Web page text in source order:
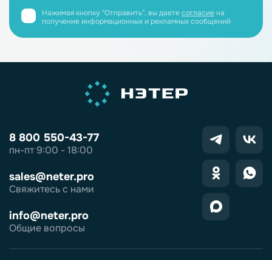
Нажимая кнопку "Отправить", вы даетесогласиена
получение информационных и рекламных сообщений
8 800 550-43-77
пн-пт 9:00 - 18:00
sales@neter.pro
Свяжитесь с нами
info@neter.pro
Общие вопросы